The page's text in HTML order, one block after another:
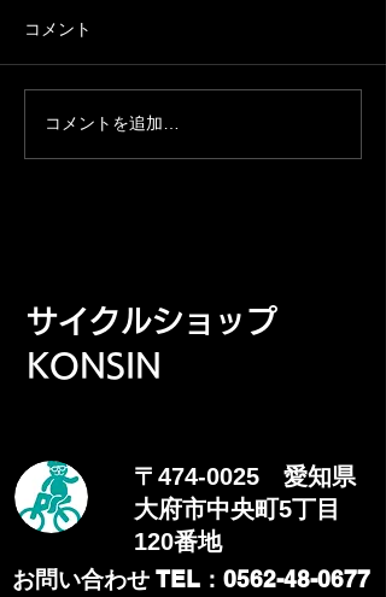
速く走りたい人、ゆっくり走
からその仲間内ならだれでも
参加できます！ 集合場所：サ
走行距離：約100km 雨の場
す
コメント
コメントを追加…
​サイクルショップ
KONSIN
〒474-0025 愛知県
大府市中央町5丁目
120番地
​お問い合わせ TEL：0562-48-0677